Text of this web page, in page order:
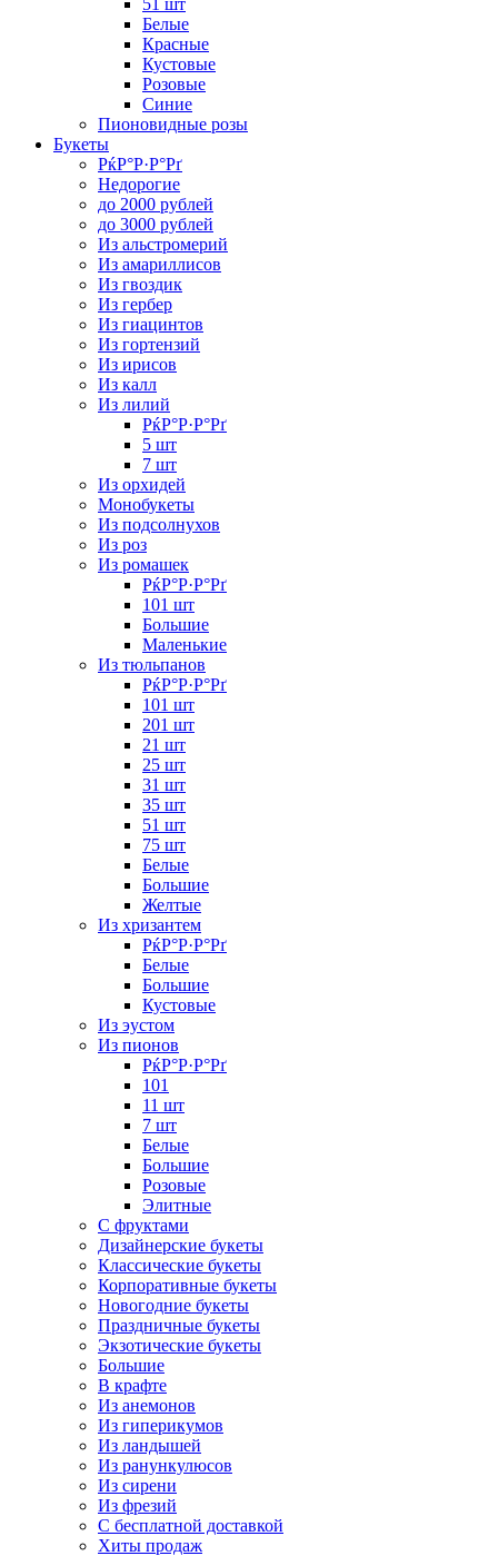
51 шт
Белые
Красные
Кустовые
Розовые
Синие
Пионовидные розы
Букеты
РќР°Р·Р°Рґ
Недорогие
до 2000 рублей
до 3000 рублей
Из альстромерий
Из амариллисов
Из гвоздик
Из гербер
Из гиацинтов
Из гортензий
Из ирисов
Из калл
Из лилий
РќР°Р·Р°Рґ
5 шт
7 шт
Из орхидей
Монобукеты
Из подсолнухов
Из роз
Из ромашек
РќР°Р·Р°Рґ
101 шт
Большие
Маленькие
Из тюльпанов
РќР°Р·Р°Рґ
101 шт
201 шт
21 шт
25 шт
31 шт
35 шт
51 шт
75 шт
Белые
Большие
Желтые
Из хризантем
РќР°Р·Р°Рґ
Белые
Большие
Кустовые
Из эустом
Из пионов
РќР°Р·Р°Рґ
101
11 шт
7 шт
Белые
Большие
Розовые
Элитные
С фруктами
Дизайнерские букеты
Классические букеты
Корпоративные букеты
Новогодние букеты
Праздничные букеты
Экзотические букеты
Большие
В крафте
Из анемонов
Из гиперикумов
Из ландышей
Из ранункулюсов
Из сирени
Из фрезий
С бесплатной доставкой
Хиты продаж